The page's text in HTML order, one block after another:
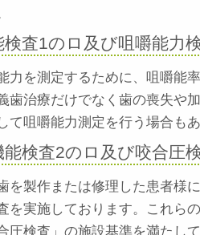
査1のロ及び咀嚼能力
力を測定するために、咀嚼能
歯治療だけでなく歯の喪失や
て咀嚼能力測定を行う場合もあ
検査2のロ及び咬合圧
を製作または修理した患者様
を実施しております。これら
圧検査」の施設基準を満たし